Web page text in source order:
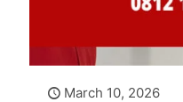
March 10, 2026